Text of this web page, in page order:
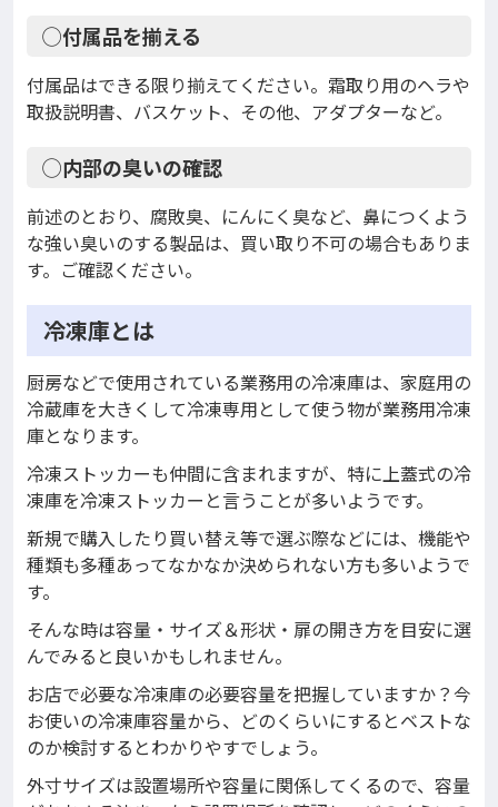
◯付属品を揃える
付属品はできる限り揃えてください。霜取り用のヘラや
取扱説明書、バスケット、その他、アダプターなど。
◯内部の臭いの確認
前述のとおり、腐敗臭、にんにく臭など、鼻につくよう
な強い臭いのする製品は、買い取り不可の場合もありま
す。ご確認ください。
冷凍庫とは
厨房などで使用されている業務用の冷凍庫は、家庭用の
冷蔵庫を大きくして冷凍専用として使う物が業務用冷凍
庫となります。
冷凍ストッカーも仲間に含まれますが、特に上蓋式の冷
凍庫を冷凍ストッカーと言うことが多いようです。
新規で購入したり買い替え等で選ぶ際などには、機能や
種類も多種あってなかなか決められない方も多いようで
す。
そんな時は容量・サイズ＆形状・扉の開き方を目安に選
んでみると良いかもしれません。
お店で必要な冷凍庫の必要容量を把握していますか？今
お使いの冷凍庫容量から、どのくらいにするとベストな
のか検討するとわかりやすでしょう。
外寸サイズは設置場所や容量に関係してくるので、容量